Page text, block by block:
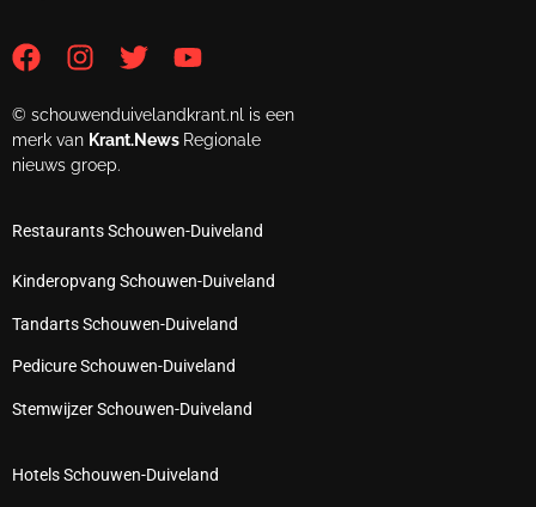
© schouwenduivelandkrant.nl is een
merk van Krant.News Regionale
nieuws groep.
Restaurants Schouwen-Duiveland
Kinderopvang Schouwen-Duiveland
Tandarts Schouwen-Duiveland
Pedicure Schouwen-Duiveland
Stemwijzer Schouwen-Duiveland
Hotels Schouwen-Duiveland